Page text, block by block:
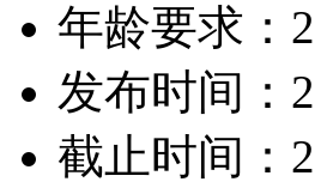
年龄要求：
发布时间：
截止时间：